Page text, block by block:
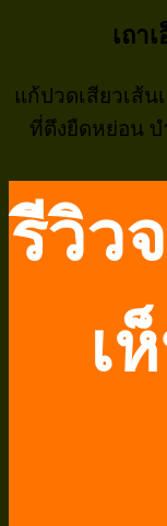
เถา
แก้ปวดเสียวเส้น
ที่ตึงยืดหย่อน บ
รีวิว
เ